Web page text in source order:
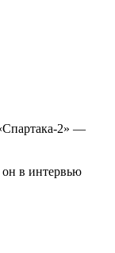
2» —
он в интервью